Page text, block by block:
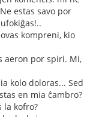
estas savo por
kompreni, kio
aeron por spiri. Mi,
kolo doloras... Sed
en mia ĉambro?
la kofro?